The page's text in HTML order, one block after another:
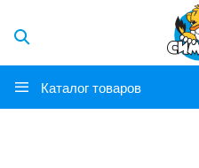
Каталог товаров